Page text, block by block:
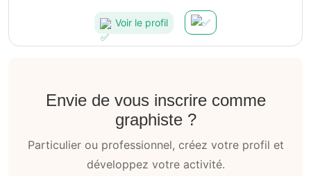
Voir le profil
Envie de vous inscrire comme
graphiste ?
Particulier ou professionnel, créez votre profil et
développez votre activité.